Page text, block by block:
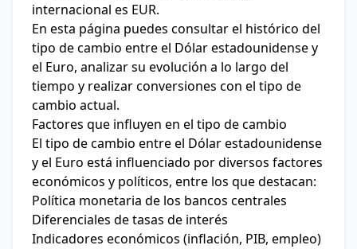
internacional es EUR.
En esta página puedes consultar el histórico del
tipo de cambio entre el Dólar estadounidense y
el Euro, analizar su evolución a lo largo del
tiempo y realizar conversiones con el tipo de
cambio actual.
Factores que influyen en el tipo de cambio
El tipo de cambio entre el Dólar estadounidense
y el Euro está influenciado por diversos factores
económicos y políticos, entre los que destacan:
Política monetaria de los bancos centrales
Diferenciales de tasas de interés
Indicadores económicos (inflación, PIB, empleo)